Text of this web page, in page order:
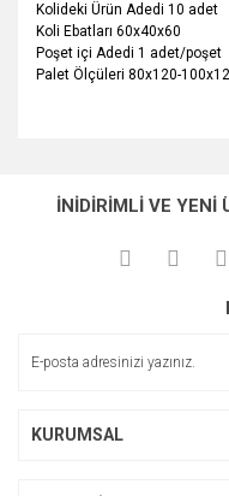
Kolideki Ürün Adedi 10 adet
Koli Ebatları 60x40x60
Poşet içi Adedi 1 adet/poşet
Palet Ölçüleri 80x120-
kullanarak tarafımıza
Görüş ve önerileriniz için
Ürün açıklamasında
İNİDİRİMLİ VE YENİ
KURUMSAL